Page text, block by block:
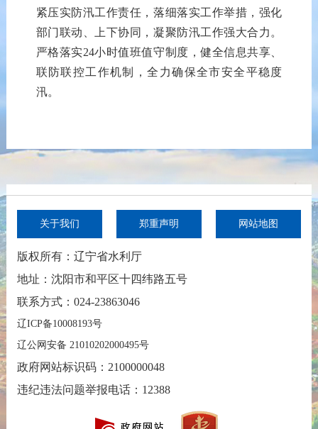
紧压实防汛工作责任，落细落实工作举措，强化
部门联动、上下协同， 凝聚防汛工作强大合力。
严格落实24小时值班值守制度，健全信息共享
联防联控工作机制，全力确保全市安全平稳 度
汛。
关于我们 郑重声明 网站地图
版权所有：辽宁省水利厅
地址：沈阳市和平区十四纬路五号
联系方式：024-23863046
辽ICP备10008193号
辽公网安备 21010202000495号
政府网站标识码：2100000048
违纪违法问题举报电话：12388